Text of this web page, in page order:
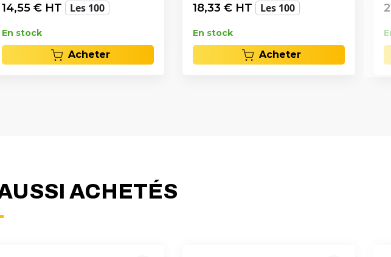
14,55 € HT Les 100
En stock
Acheter
18,33 € HT Les 100
En stock
Acheter
ACHETÉS